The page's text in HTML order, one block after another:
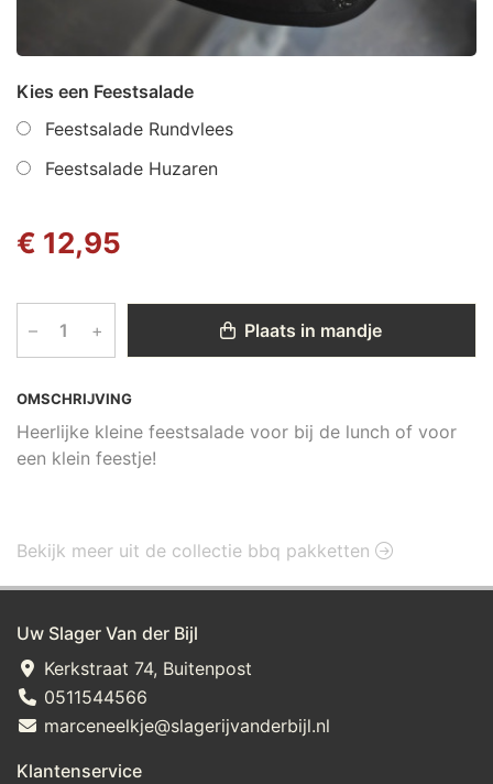
OMSCHRIJVING
Heerlijke kleine feestsalade voor bij de lunch of voor
een klein feestje!
Kies een Feestsalade
Feestsalade Rundvlees
Feestsalade Huzaren
€ 12,95
– + Plaats in mandje
Bekijk meer uit de collectie bbq pakketten
Uw Slager Van der Bijl
Kerkstraat 74, Buitenpost
0511544566
marceneelkje@slagerijvanderbijl.nl
Klantenservice